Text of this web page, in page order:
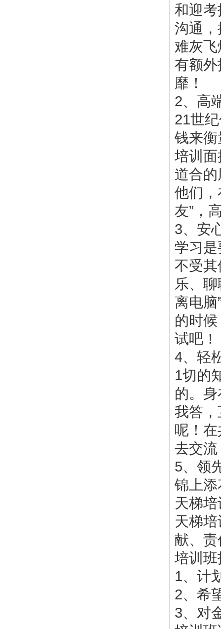
和迎
沟通
难灰
有额
靡！
2、高
21世
钱来
培训
道合
他们，
友”，
3、安
学习
不受
乐、
离电脑
的时
试吧！
4、轻
1切的
的。
我答
呢！
去交
5、领
锦上
天梯
天梯
献、
培训
1、计
2、希
3、对